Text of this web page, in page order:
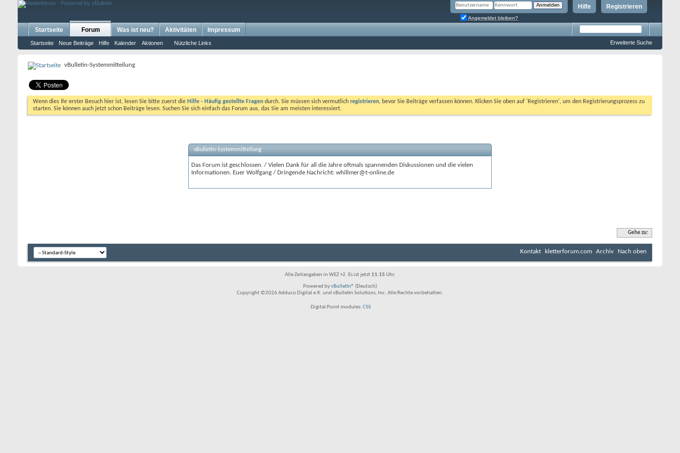
Registrieren
Hilfe
Angemeldet bleiben?
Startseite Forum
Startseite Neue Beiträge Hilfe Kalender Aktionen Nützliche Links
Was ist neu? Aktivitäten Impressum
Erweiterte Suche
vBulletin-Systemmitteilung
Wenn dies Ihr erster Besuch hier ist, lesen Sie bitte zuerst die Hilfe - Häufig gestellte Fragen durch. Sie müssen sich vermutlich registrieren, bevor Sie Beiträge verfassen können. Klicken Sie oben auf 'Registrieren', um den Registrierungsprozess zu
starten. Sie können auch jetzt schon Beiträge lesen. Suchen Sie sich einfach das Forum aus, das Sie am meisten interessiert.
vBulletin-Systemmitteilung
Das Forum ist geschlossen. / Vielen Dank für all die Jahre oftmals spannenden Diskussionen und die vielen
Informationen. Euer Wolfgang / Dringende Nachricht: whillmer@t-online.de
Gehe zu:
Kontakt kletterforum.com Archiv Nach oben
Alle Zeitangaben in WEZ +2. Es ist jetzt 11:15 Uhr.
Powered byvBulletin® (Deutsch)
Copyright ©2026 Adduco Digital e.K. und vBulletin Solutions, Inc. Alle Rechte vorbehalten.
Digital Point modules: CSS